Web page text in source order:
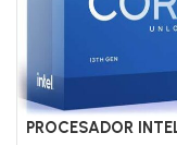
PROCESADOR